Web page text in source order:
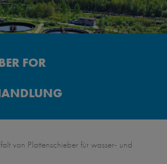
FOR
von Plattenschieber für wasser- und